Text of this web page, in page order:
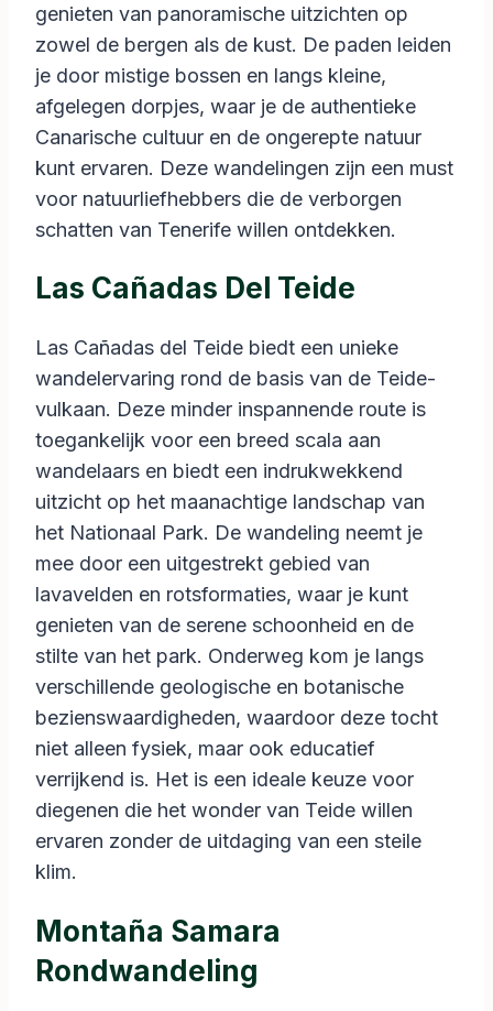
genieten van panoramische uitzichten op
zowel de bergen als de kust. De paden leiden
je door mistige bossen en langs kleine,
afgelegen dorpjes, waar je de authentieke
Canarische cultuur en de ongerepte natuur
kunt ervaren. Deze wandelingen zijn een must
voor natuurliefhebbers die de verborgen
schatten van Tenerife willen ontdekken.
Las Cañadas Del Teide
Las Cañadas del Teide biedt een unieke
wandelervaring rond de basis van de Teide-
vulkaan. Deze minder inspannende route is
toegankelijk voor een breed scala aan
wandelaars en biedt een indrukwekkend
uitzicht op het maanachtige landschap van
het Nationaal Park. De wandeling neemt je
mee door een uitgestrekt gebied van
lavavelden en rotsformaties, waar je kunt
genieten van de serene schoonheid en de
stilte van het park. Onderweg kom je langs
verschillende geologische en botanische
bezienswaardigheden, waardoor deze tocht
niet alleen fysiek, maar ook educatief
verrijkend is. Het is een ideale keuze voor
diegenen die het wonder van Teide willen
ervaren zonder de uitdaging van een steile
klim.
Montaña Samara
Rondwandeling